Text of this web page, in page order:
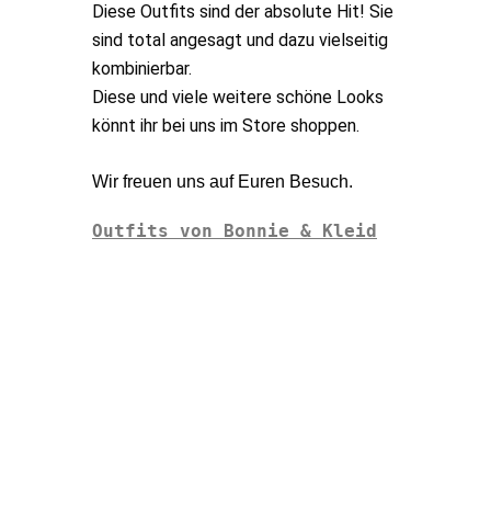
Diese Outfits sind der absolute Hit! Sie
sind total angesagt und dazu vielseitig
kombinierbar.
Diese und viele weitere schöne Looks
könnt ihr bei uns im Store shoppen.
Wir freuen uns auf Euren Besuch.
Outfits von Bonnie & Kleid